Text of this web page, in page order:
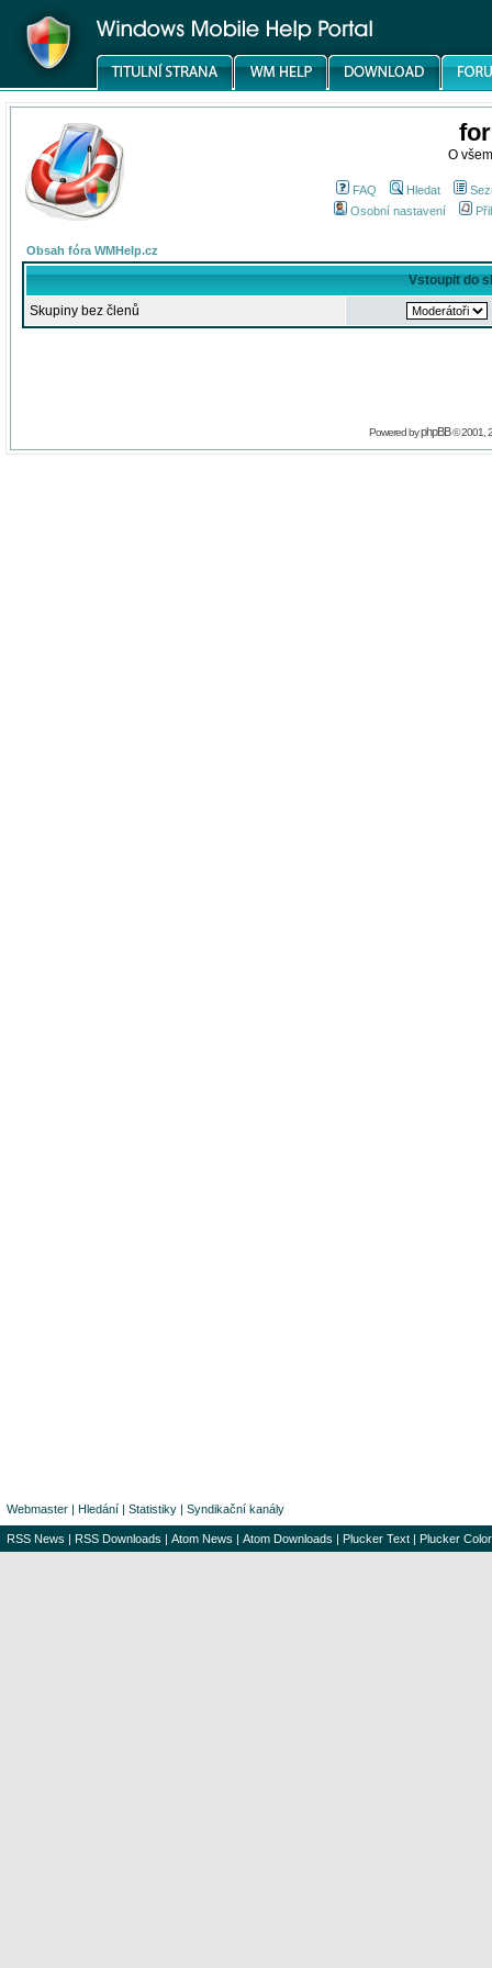
O
FAQ Hledat
Osobní nastavení
Obsah fóra WMHelp.cz
Vstoupit do
Skupiny bez členů
Powered byphpBB© 2001,
Webmaster | Hledání | Statistiky | Syndikační kanály
RSS News | RSS Downloads | Atom News | Atom Downloads | Plucker Text | Plucker Color